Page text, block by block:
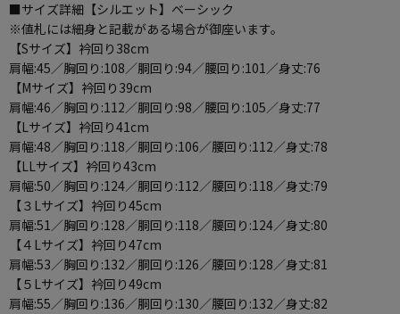
■サイズ詳細【シルエット】ベーシック
※値札には細身と記載がある場合が御座います。
【Sサイズ】衿回り38cm
肩幅:45／胸回り:108／胴回り:94／腰回り:101／身丈:76
【Mサイズ】衿回り39cm
肩幅:46／胸回り:112／胴回り:98／腰回り:105／身丈:77
【Lサイズ】衿回り41cm
肩幅:48／胸回り:118／胴回り:106／腰回り:112／身丈:78
【LLサイズ】衿回り43cm
肩幅:50／胸回り:124／胴回り:112／腰回り:118／身丈:79
【３Lサイズ】衿回り45cm
肩幅:51／胸回り:128／胴回り:118／腰回り:124／身丈:80
【４Lサイズ】衿回り47cm
肩幅:53／胸回り:132／胴回り:126／腰回り:128／身丈:81
【５Lサイズ】衿回り49cm
肩幅:55／胸回り:136／胴回り:130／腰回り:132／身丈:82